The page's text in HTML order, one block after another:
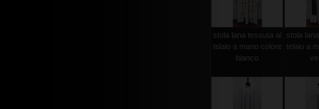
stola lana tessuta al
telaio a mano colore
bianco
stola
telaio a